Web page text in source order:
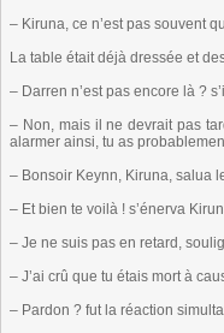
– Kiruna, ce n’est pas souvent
La table était déjà dressée et
– Darren n’est pas encore là ?
– Non, mais il ne devrait pas
alarmer ainsi, tu as
– Bonsoir Keynn, Kiruna, salua
– Et bien te voilà ! s’énerva
– Je ne suis pas en retard,
– J’ai crû que tu étais mort à
– Pardon ? fut la réaction